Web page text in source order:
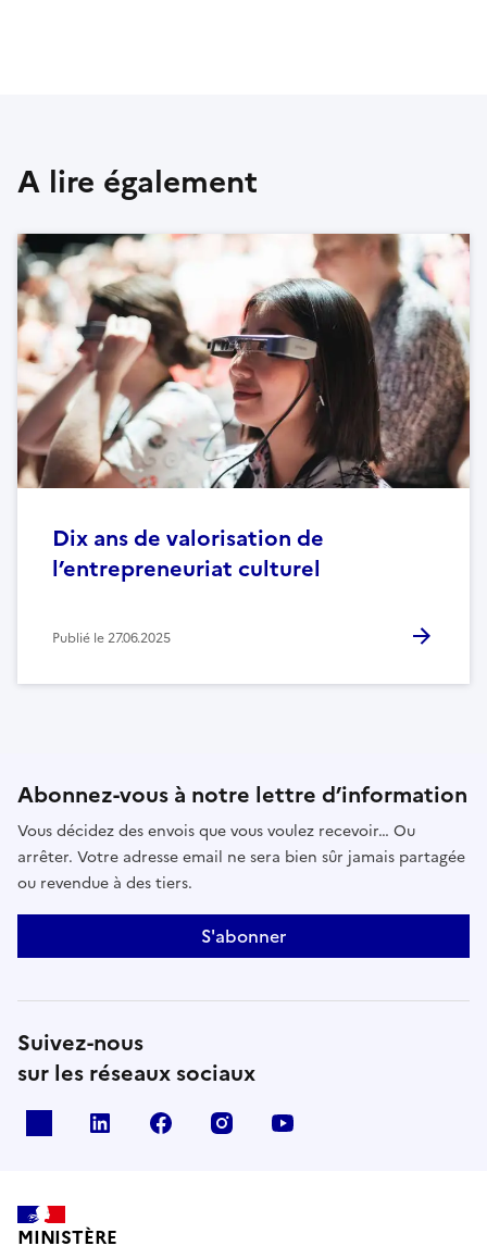
A lire également
Dix ans de valorisation de
l’entrepreneuriat culturel
Publié le27.06.2025
Abonnez-vous à notre lettre d’information
Vous décidez des envois que vous voulez recevoir… Ou
arrêter. Votre adresse email ne sera bien sûr jamais partagée
ou revendue à des tiers.
S'abonner
Suivez-nous
sur les réseaux sociaux
linkedin facebook instagram
MINISTÈRE